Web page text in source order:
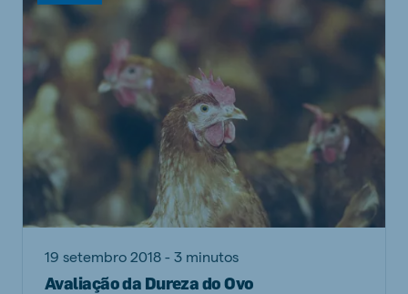
19 setembro 2018 - 3 minutos
Avaliação da Dureza do Ovo